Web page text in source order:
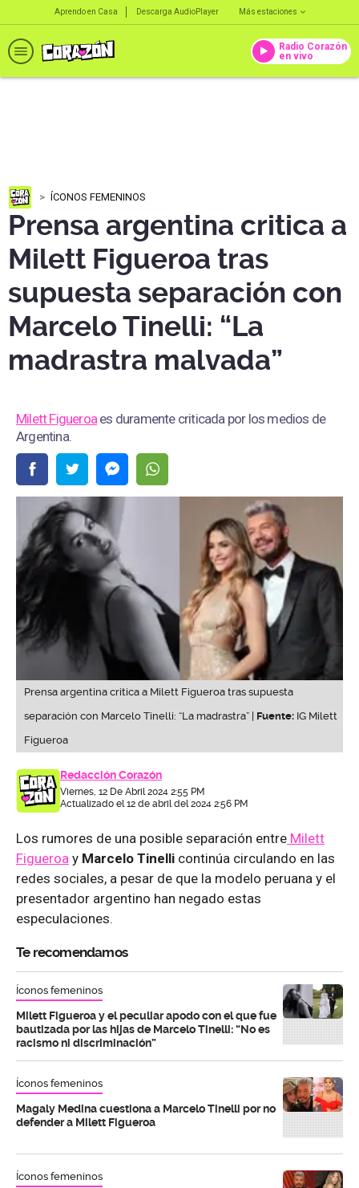
Aprendo en Casa Descarga AudioPlayer Más estaciones
Radio Corazón
en vivo
ÍCONOS FEMENINOS
Prensa argentina critica a
Milett Figueroa tras
supuesta separación con
Marcelo Tinelli: “La
madrastra malvada”
Milett Figueroa es duramente criticada por los medios de
Argentina.
Prensa argentina critica a Milett Figueroa tras supuesta
separación con Marcelo Tinelli: “La madrastra” | Fuente: IG Milett
Figueroa
Redacción Corazón
Viernes, 12 De Abril 2024 2:55 PM
Actualizado el 12 de abril del 2024 2:56 PM
Los rumores de una posible separación entre Milett
Figueroa y Marcelo Tinelli continúa circulando en las
redes sociales, a pesar de que la modelo peruana y el
presentador argentino han negado estas
especulaciones.
Te recomendamos
Íconos femeninos
Milett Figueroa y el peculiar apodo con el que fue
bautizada por las hijas de Marcelo Tinelli: “No es
racismo ni discriminación”
Íconos femeninos
Magaly Medina cuestiona a Marcelo Tinelli por no
defender a Milett Figueroa
Íconos femeninos